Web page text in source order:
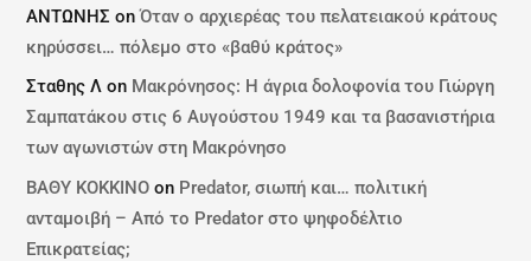
ΑΝΤΩΝΗΣ onΌταν ο αρχιερέας του πελατειακού κράτους
κηρύσσει… πόλεμο στο «βαθύ κράτος»
Σταθης Λ on Μακρόνησος: Η άγρια δολοφονία του Γιώργη
Σαμπατάκου στις 6 Αυγούστου 1949 και τα βασανιστήρια
των αγωνιστών στη Μακρόνησο
ΒΑΘΥ ΚΟΚΚΙΝΟ on Predator, σιωπή και… πολιτική
ανταμοιβή – Από το Predator στο ψηφοδέλτιο
Επικρατείας;